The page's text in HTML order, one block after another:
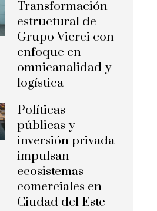
Transformación
estructural de
Grupo Vierci con
enfoque en
omnicanalidad y
logística
Políticas
públicas y
inversión privada
impulsan
ecosistemas
comerciales en
Ciudad del Este